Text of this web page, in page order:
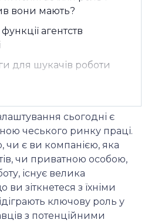
вони мають?
агентств
для шукачів роботи
гнучкість ринку праці
правова база та
та майбутні напрямки
сьогодні є
чеського ринку праці.
чи є ви компанією, яка
чи приватною особою,
існує велика
ви зіткнетеся з їхніми
ключову роль у
з потенційними